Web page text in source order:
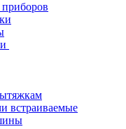
встраиваемые